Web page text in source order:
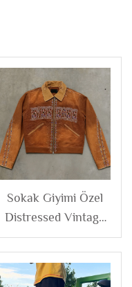
Sokak Giyimi Özel
Distressed Vintage
Yıkamalı Dizeleri
Yapay Elmaslı Erkek
Fermuarlı Keten Kot